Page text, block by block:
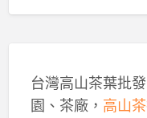
台灣高山茶葉批
園、茶廠， 高山